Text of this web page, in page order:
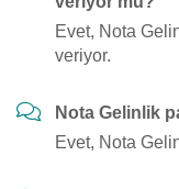
Evet, Nota
veriyor.
Nota Gelinlik
Evet, Nota